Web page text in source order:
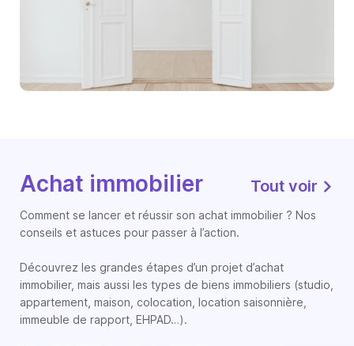
Achat immobilier Tout voir
Comment se lancer et réussir son achat immobilier ? Nos
conseils et astuces pour passer à l’action.
Découvrez les grandes étapes d’un projet d’achat
immobilier, mais aussi les types de biens immobiliers (studio,
appartement, maison, colocation, location saisonnière,
immeuble de rapport, EHPAD…).